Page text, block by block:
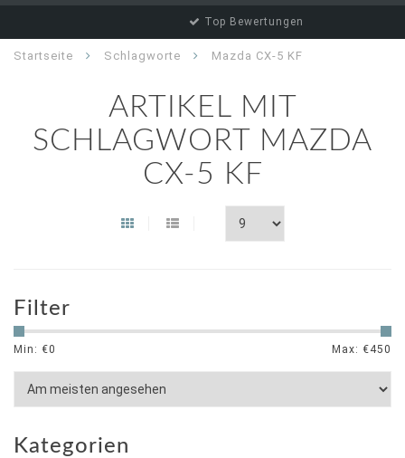
Top Bewertungen
Startseite Schlagworte Mazda CX-5 KF
ARTIKEL MIT
SCHLAGWORT MAZDA
CX-5 KF
Filter
Min: €0 Max: €450
Kategorien